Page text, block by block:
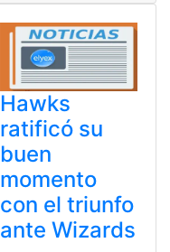
Hawks
ratificó su
buen
momento
con el triunfo
ante Wizards